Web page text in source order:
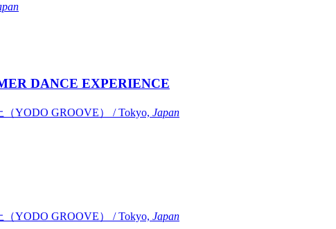
DANCE EXPERIENCE
YODO GROOVE） / Tokyo, Japan
YODO GROOVE） / Tokyo, Japan